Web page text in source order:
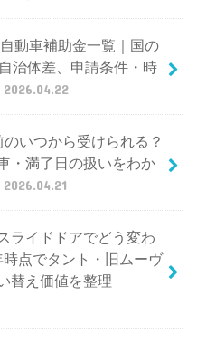
動車補助金一覧｜国の
治体差、申請条件・時
2026.04.22
いつから受けられる？
・満了日の扱いをわか
2026.04.21
ライドドアでどう変わ
点でタント・旧ムーヴ
替え価値を整理